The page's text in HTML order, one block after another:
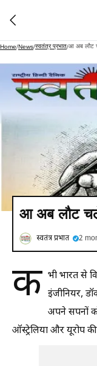
Home/News/स्वतंत्र प्रभात/आ अब लौट
आ अब लौट
स्वतंत्र प्रभात 2
क भी भारत से
इंजीनियर,
अपने सपनों
ऑस्ट्रेलिया और यूरोप